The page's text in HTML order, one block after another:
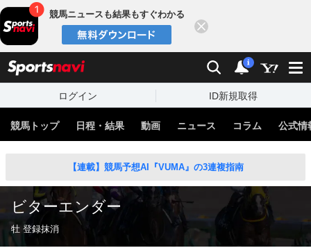
競馬ニュースも結果もすぐわかる
検索 通知
i
ログイン ID新規取得
競馬トップ 日程・結果 動画 ニュース コラム 公式情
【連載】競馬予想AI『VUMA』の3連複指南
ビターエンダー
牡 登録抹消